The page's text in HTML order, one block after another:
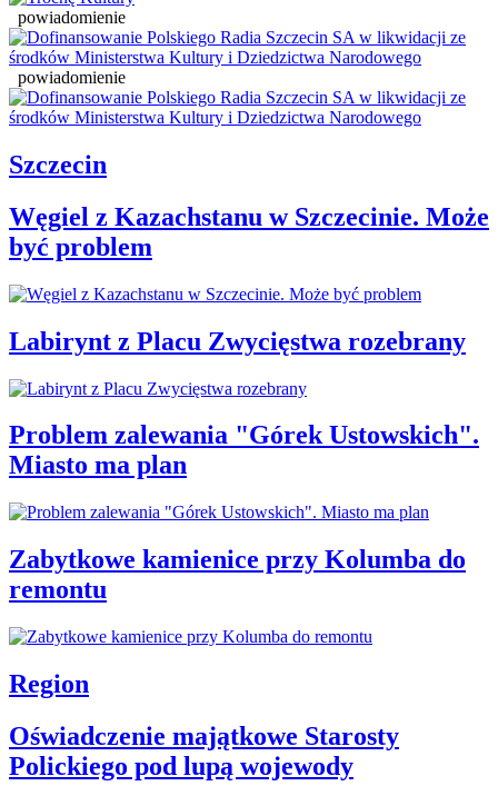
powiadomienie
powiadomienie
Szczecin
Węgiel z Kazachstanu w Szczecinie. Może
być problem
Labirynt z Placu Zwycięstwa rozebrany
Problem zalewania "Górek Ustowskich".
Miasto ma plan
Zabytkowe kamienice przy Kolumba do
remontu
Region
Oświadczenie majątkowe Starosty
Polickiego pod lupą wojewody